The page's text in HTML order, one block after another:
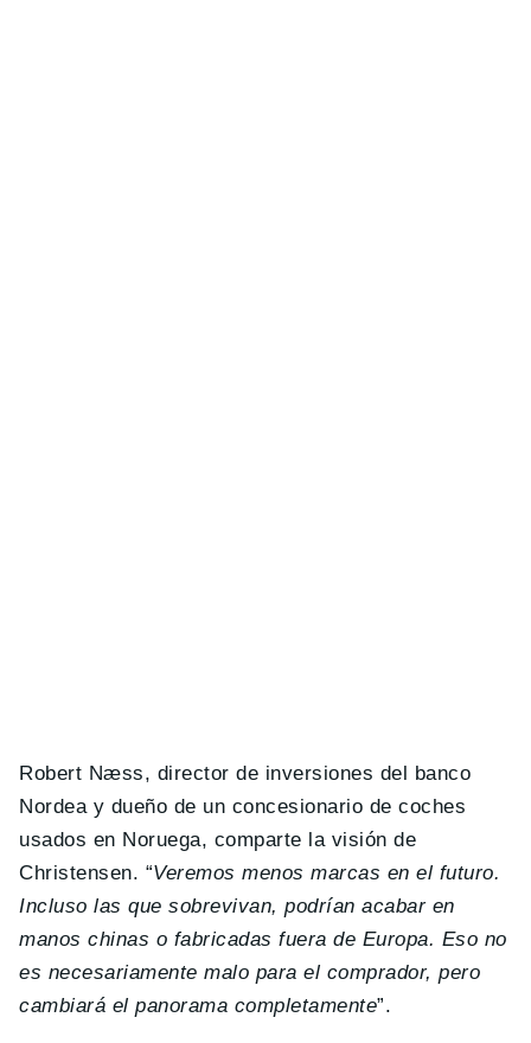
Robert Næss, director de inversiones del banco
Nordea y dueño de un concesionario de coches
usados en Noruega, comparte la visión de
Christensen. “Veremos menos marcas en el futuro.
Incluso las que sobrevivan, podrían acabar en
manos chinas o fabricadas fuera de Europa. Eso no
es necesariamente malo para el comprador, pero
cambiará el panorama completamente”.